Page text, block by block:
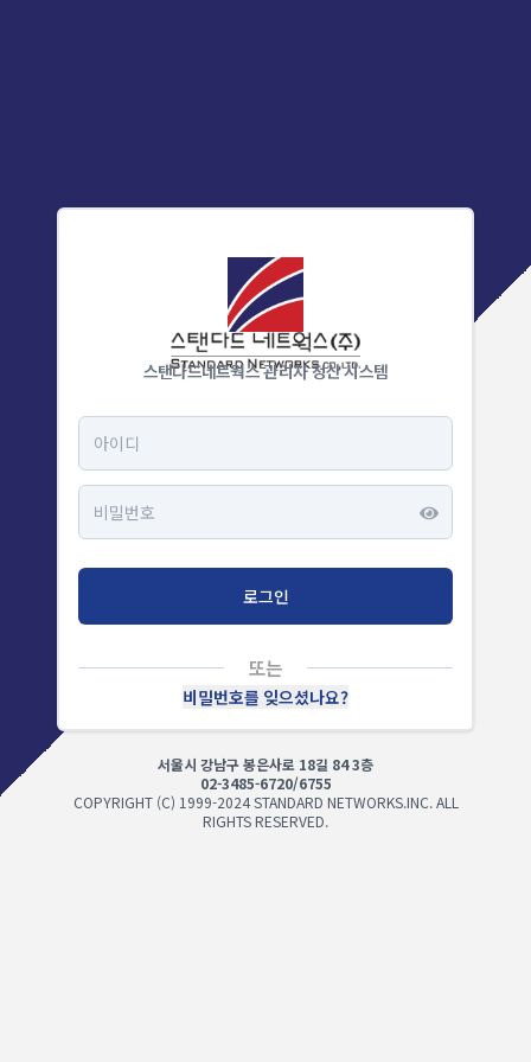
스탠다드네트웍스 관리자 정산 시스템
로그인
또는
비밀번호를 잊으셨나요?
서울시 강남구 봉은사로 18길 84 3층
02-3485-6720/6755
COPYRIGHT (C) 1999-2024 STANDARD NETWORKS.INC. ALL
RIGHTS RESERVED.